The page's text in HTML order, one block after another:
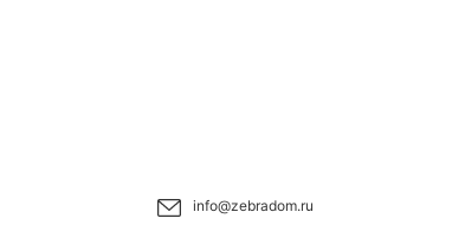
info@zebradom.ru